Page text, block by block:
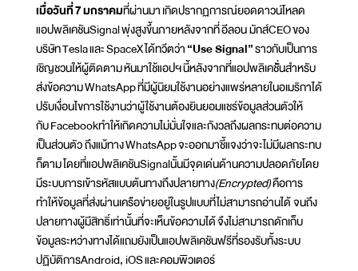
เมื่อวันที่ 7 มกราคมที่ผ่านมา เกิดปรากฏการณ์ยอดดาวน์โหลด
แอปพลิเคชันSignal พุ่งสูงขึ้นภายหลังจากที่ อีลอน มักส์CEO ของ
บริษัท Tesla และ SpaceX ได้ทวีตว่า“Use Signal”ราวกับเป็นการ
เชิญชวนให้ผู้ติดตาม หันมาใช้แอปฯ นี้หลังจากที่แอปพลิเคชััั่นสำหรับ
ส่งข้อความ WhatsApp ที่มีผู้นิยมใช้งานอย่างแพร่หลายในอเมริกาได้
ปรับเงื่อนไขการใช้งานว่าผู้ใช้งานต้องยินยอมแชร์ข้อมูลส่วนตัวให้
กับ Facebookทำให้เกิดความไม่มั่นใจและกังวลถึงผลกระทบต่อความ
เป็นส่วนตัว ถึงแม้ทาง WhatsApp จะออกมาชี้แจงว่าจะไม่มีผลกระทบ
ก็ตาม โดยที่แอปพลิเคชันSignalนั้นมีจุดเด่นด้านความปลอดภัยโดย
มีระบบการเข้ารหัสแบบต้นทางถึงปลายทาง(Encrypted)คือการ
ทำให้ข้อมูลที่ส่งผ่านเครือข่ายอยู่ในรูปแบบที่ไม่สามารถอ่านได้ จนถึง
ปลายทางผู้มีสิทธิ์เท่านั้นที่จะเห็นข้อความได้ จึงไม่สามารถดักเก็บ
ข้อมูลระหว่างทางได้แถมยังเป็นแอปพลิเคชันฟรีที่รองรับทั้งระบบ
ปฏิบัติการAndroid, iOS และคอมพิวเตอร์